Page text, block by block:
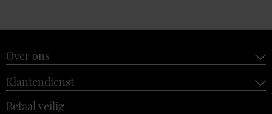
Over ons
Klantendienst
Betaal veilig